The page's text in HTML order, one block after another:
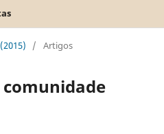
/ Artigos
comunidade